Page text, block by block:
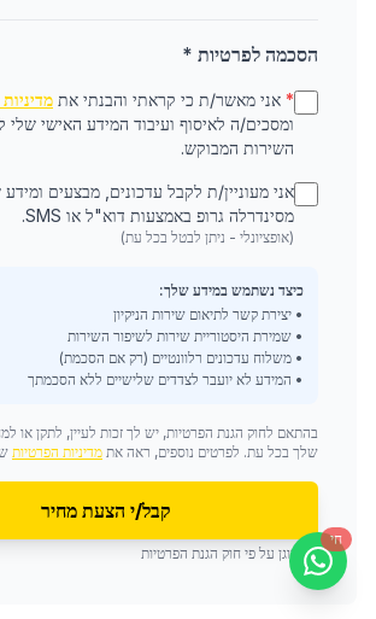
הסכמה לפרטיות *
* אני מאשר/ת כי קראתי והבנתי את
ומסכים/ה לאיסוף ועיבוד המידע האישי
השירות המבוקש.
אני מעוניין/ת לקבל עדכונים, מבצעים ומידע
מסינדרלה גרופ באמצעות דוא"ל או SMS.
(אופציונלי - ניתן לבטל בכל עת)
כיצד נשתמש במידע שלך:
• יצירת קשר לתיאום שירות הניקיון
• שמירת היסטוריית שירות לשיפור השירות
• משלוח עדכונים רלוונטיים (רק אם הסכמת)
• המידע לא יועבר לצדדים שלישיים ללא הסכמתך
בהתאם לחוק הגנת הפרטיות, יש לך זכות לעיין, לתקן או
שלך בכל עת. לפרטים נוספים, ראה את מדיניות הפרטיות
קבל/י הצעת מחיר
מוגן על פי חוק הגנת הפרטיות
חי